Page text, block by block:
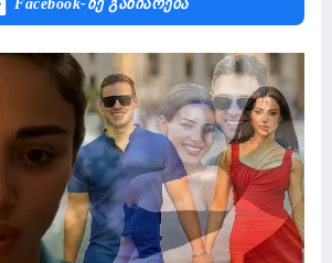
Facebook-Ზე Გაზიარება